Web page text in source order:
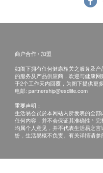
或过期退回，供应商
电邮:
查询热线： 5195
商户合作 / 加盟
如阁下拥有任何健康相关之服务及
的服务及产品供应商，欢迎与健康
于2个工作天内回覆，为阁下提供更
电邮: partnership@esdlife.com
重要声明：
生活易会员於本网站内所发表的全
任何内容，并不会保证其准确性丶
均属个人意见，并不代表生活易之
纷，生活易概不负责。有关详情请参